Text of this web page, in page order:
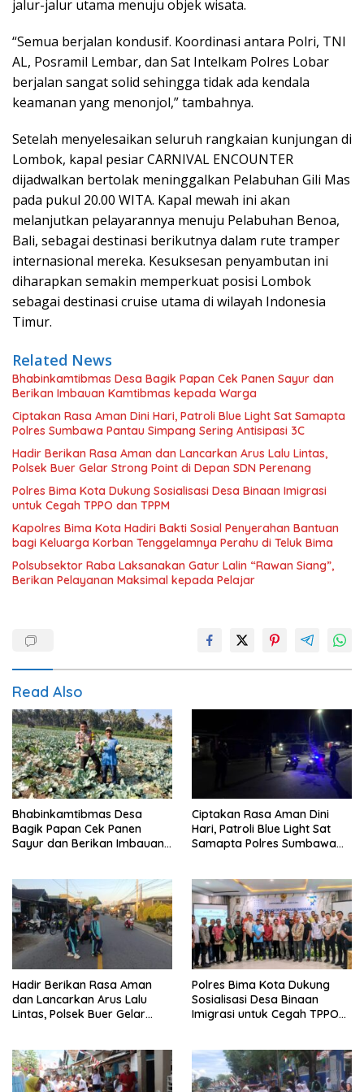
jalur-jalur utama menuju objek wisata.
“Semua berjalan kondusif. Koordinasi antara Polri, TNI
AL, Posramil Lembar, dan Sat Intelkam Polres Lobar
berjalan sangat solid sehingga tidak ada kendala
keamanan yang menonjol,” tambahnya.
Setelah menyelesaikan seluruh rangkaian kunjungan di
Lombok, kapal pesiar CARNIVAL ENCOUNTER
dijadwalkan bertolak meninggalkan Pelabuhan Gili Mas
pada pukul 20.00 WITA. Kapal mewah ini akan
melanjutkan pelayarannya menuju Pelabuhan Benoa,
Bali, sebagai destinasi berikutnya dalam rute tramper
internasional mereka. Kesuksesan penyambutan ini
diharapkan semakin memperkuat posisi Lombok
sebagai destinasi cruise utama di wilayah Indonesia
Timur.
Related News
Bhabinkamtibmas Desa Bagik Papan Cek Panen Sayur dan
Berikan Imbauan Kamtibmas kepada Warga
Ciptakan Rasa Aman Dini Hari, Patroli Blue Light Sat Samapta
Polres Sumbawa Pantau Simpang Sering Antisipasi 3C
Hadir Berikan Rasa Aman dan Lancarkan Arus Lalu Lintas,
Polsek Buer Gelar Strong Point di Depan SDN Perenang
Polres Bima Kota Dukung Sosialisasi Desa Binaan Imigrasi
untuk Cegah TPPO dan TPPM
Kapolres Bima Kota Hadiri Bakti Sosial Penyerahan Bantuan
bagi Keluarga Korban Tenggelamnya Perahu di Teluk Bima
Polsubsektor Raba Laksanakan Gatur Lalin “Rawan Siang”,
Berikan Pelayanan Maksimal kepada Pelajar
Read Also
Bhabinkamtibmas Desa
Bagik Papan Cek Panen
Sayur dan Berikan Imbauan
Ciptakan Rasa Aman Dini
Hari, Patroli Blue Light Sat
Samapta Polres Sumbawa
Hadir Berikan Rasa Aman
dan Lancarkan Arus Lalu
Lintas, Polsek Buer Gelar
Polres Bima Kota Dukung
Sosialisasi Desa Binaan
Imigrasi untuk Cegah TPPO